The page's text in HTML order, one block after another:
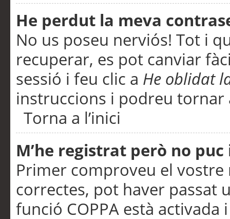
He perdut la meva
No us poseu nerviós! Tot i
recuperar, es pot canviar
sessió i feu clic a He oblidat
instruccions i podreu tornar
Torna a l’inici
M’he registrat però no
Primer comproveu el vostre
correctes, pot haver passat
funció COPPA està